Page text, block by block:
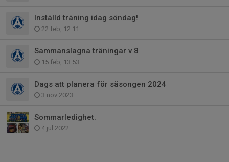
Inställd träning idag söndag!
22 feb, 12:11
Sammanslagna träningar v 8
15 feb, 13:53
Dags att planera för säsongen 2024
3 nov 2023
Sommarledighet.
4 jul 2022